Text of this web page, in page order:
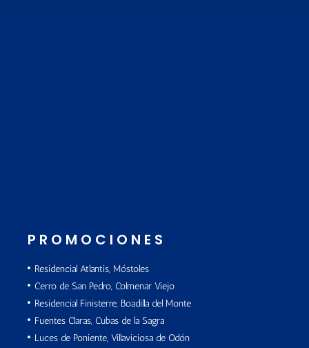
PROMOCIONES
Residencial Atlantis, Móstoles
Cerro de San Pedro, Colmenar Viejo
Residencial Finisterre, Boadilla del Monte
Fuentes Claras, Cubas de la Sagra
Luces de Poniente, Villaviciosa de Odón